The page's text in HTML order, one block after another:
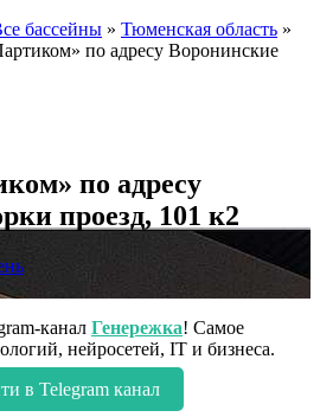
бассейны » Тюменская область »
по адресу Воронинские
по адресу
проезд, 101 к2
канал Генережка! Самое
нейросетей, IT и бизнеса.
в Telegram канал